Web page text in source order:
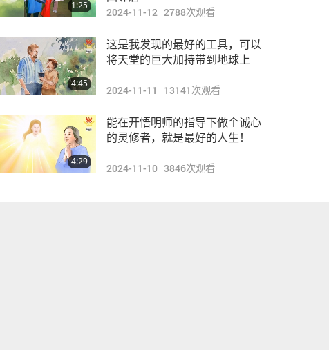
1:25
2024-11-12 2788次观看
4:45
这是我发现的最好的工具，可以
将天堂的巨大加持带到地球上
2024-11-11 13141 次观看
4:29
能在开悟明师的指导下做个诚心
的灵修者，就是最好的人生！
2024-11-10 3846次观看